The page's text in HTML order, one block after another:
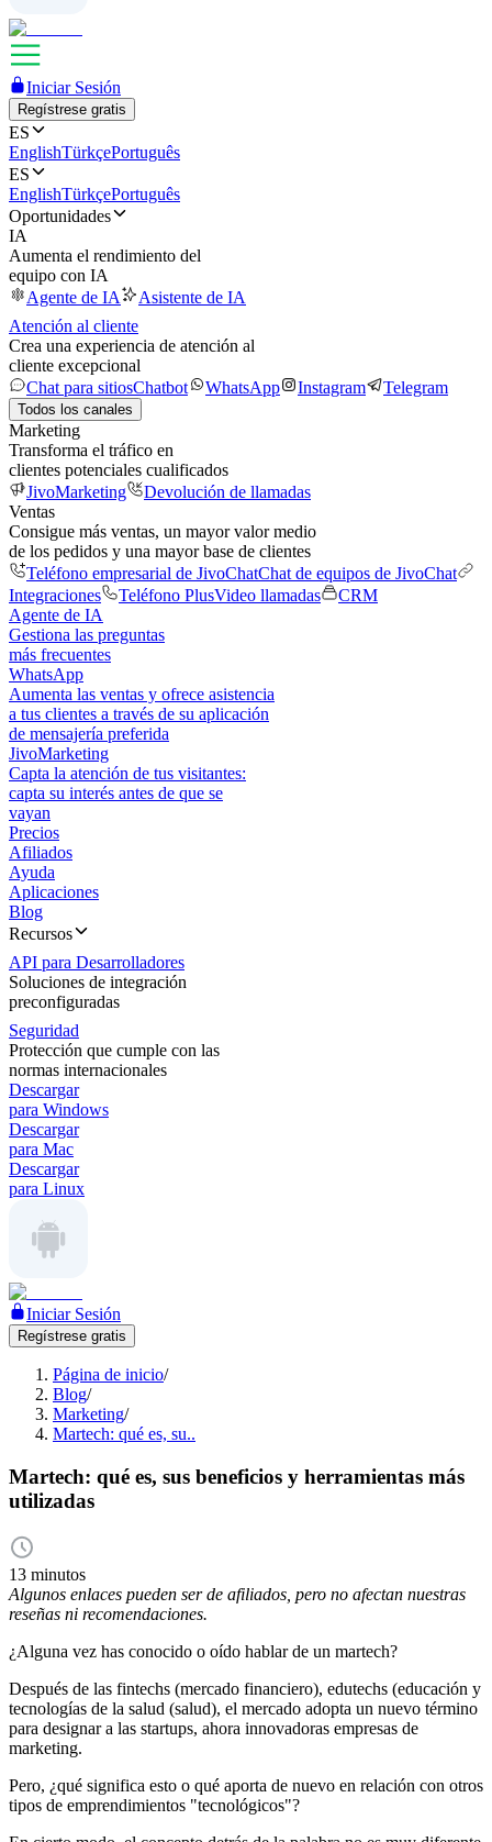
Iniciar Sesión
Regístrese gratis
ES
EnglishTürkçePortuguês
ES
EnglishTürkçePortuguês
Oportunidades
IA
Aumenta el rendimiento del
equipo con IA
Agente de IA
Asistente de IA
Atención al cliente
Crea una experiencia de atención al
cliente excepcional
Chat para sitiosChatbot WhatsApp Instagram Telegram
Todos los canales
Marketing
Transforma el tráfico en
clientes potenciales cualificados
JivoMarketing
Devolución de llamadas
Ventas
Consigue más ventas, un mayor valor medio
de los pedidos y una mayor base de clientes
Teléfono empresarial de JivoChatChat de equipos de JivoChat
Integraciones
Teléfono PlusVideo llamadas
CRM
Agente de IA
Gestiona las preguntas
más frecuentes
WhatsApp
Aumenta las ventas y ofrece asistencia
a tus clientes a través de su aplicación
de mensajería preferida
JivoMarketing
Capta la atención de tus visitantes:
capta su interés antes de que se
vayan
Precios
Afiliados
Ayuda
Aplicaciones
Blog
Recursos
API para Desarrolladores
Soluciones de integración
preconfiguradas
Seguridad
Protección que cumple con las
normas internacionales
Descargar
para Windows
Descargar
para Mac
Descargar
para Linux
Iniciar Sesión
Regístrese gratis
Página de inicio/
Blog/
Marketing/
Martech: qué es, su..
Martech: qué es, sus beneficios y herramientas más
utilizadas
13 minutos
Algunos enlaces pueden ser de afiliados, pero no afectan nuestras
reseñas ni recomendaciones.
¿Alguna vez has conocido o oído hablar de un martech?
Después de las fintechs (mercado financiero), edutechs (educación y
tecnologías de la salud (salud), el mercado adopta un nuevo término
para designar a las startups, ahora innovadoras empresas de
marketing.
Pero, ¿qué significa esto o qué aporta de nuevo en relación con otros
tipos de emprendimientos "tecnológicos"?